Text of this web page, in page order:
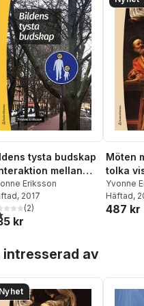
tysta budskap
mellan
och text
Eriksson
, 2017
utav 5 stjärnor. Totalt antal röster:
(2)
kr
Möten
tolka
Yvonne
Göthlund
Häftad,
487 kr
intresserad av
Nyhet